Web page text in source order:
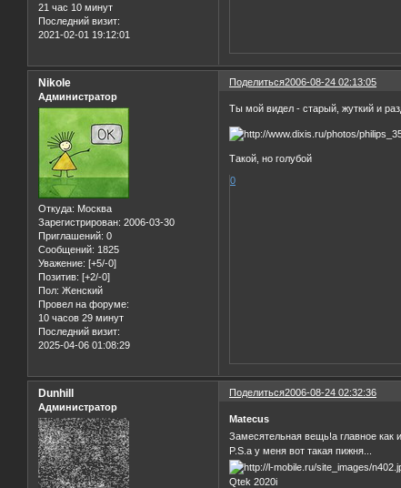
21 час 10 минут
Последний визит:
2021-02-01 19:12:01
Поделиться2006-08-24 02:13:05
Nikole
Администратор
Откуда: Москва
Зарегистрирован: 2006-03-30
Приглашений: 0
Сообщений: 1825
Уважение: [+5/-0]
Позитив: [+2/-0]
Пол: Женский
Провел на форуме:
10 часов 29 минут
Последний визит:
2025-04-06 01:08:29
Ты мой видел - старый, жуткий и
Такой, но голубой
0
Поделиться2006-08-24 02:32:36
Dunhill
Администратор
Matecus
Замесятельная вещь!а главное как
P.S.а у меня вот такая пижня...
Qtek 2020i